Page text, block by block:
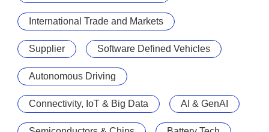
International Trade and Markets
Supplier Software Defined Vehicles
Autonomous Driving
Connectivity, IoT & Big Data AI & GenAI